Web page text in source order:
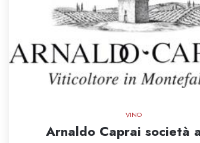
VINO
Arnaldo Caprai società